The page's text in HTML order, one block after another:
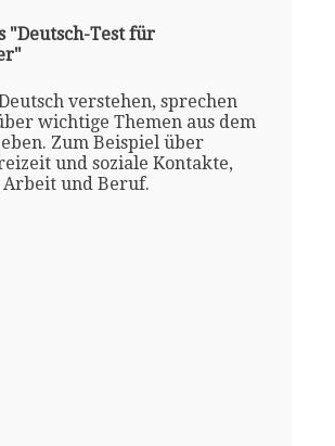
"Deutsch-Test für
verstehen, sprechen
wichtige Themen aus dem
Zum Beispiel über
und soziale Kontakte,
und Beruf.